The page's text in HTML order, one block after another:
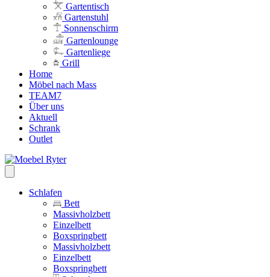
Gartentisch
Gartenstuhl
Sonnenschirm
Gartenlounge
Gartenliege
Grill
Home
Möbel nach Mass
TEAM7
Über uns
Aktuell
Schrank
Outlet
Schlafen
Bett
Massivholzbett
Einzelbett
Boxspringbett
Massivholzbett
Einzelbett
Boxspringbett